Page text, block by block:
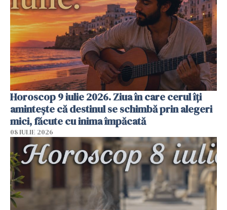
Horoscop 9 iulie 2026. Ziua în care cerul îți
amintește că destinul se schimbă prin alegeri
mici, făcute cu inima împăcată
08 IULIE 2026